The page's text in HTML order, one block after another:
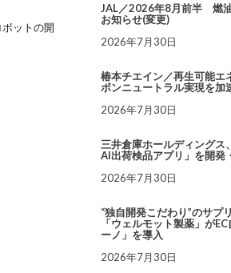
ットの開
JAL／2026年8月前半 燃
お知らせ(変更)
2026年7月30日
椿本チエイン／再生可能エ
ボンニュートラル実現を加
2026年7月30日
三井倉庫ホールディングス
AI出荷検品アプリ」を開発
2026年7月30日
“独自開発こだわり”のサプ
「ウェルモット製薬」が
ーノ」を導入
2026年7月30日